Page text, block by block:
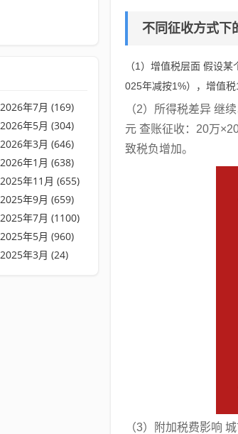
不同征收方式下
（1）增值税层面 假设
025年减按1%），增值
（2）所得税差异 继
元 查账征收：20万
致税负增加。
（3）附加税费影响
2026年7月 (169)
2026年5月 (304)
2026年3月 (646)
2026年1月 (638)
2025年11月 (655)
2025年9月 (659)
2025年7月 (1100)
2025年5月 (960)
2025年3月 (24)